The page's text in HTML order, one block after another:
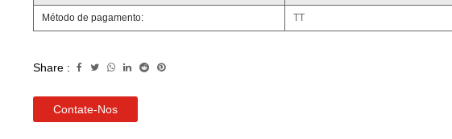
Método de pagamento: TT
Share :
Contate-Nos